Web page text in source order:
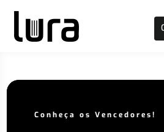
Conheça os Vencedores!